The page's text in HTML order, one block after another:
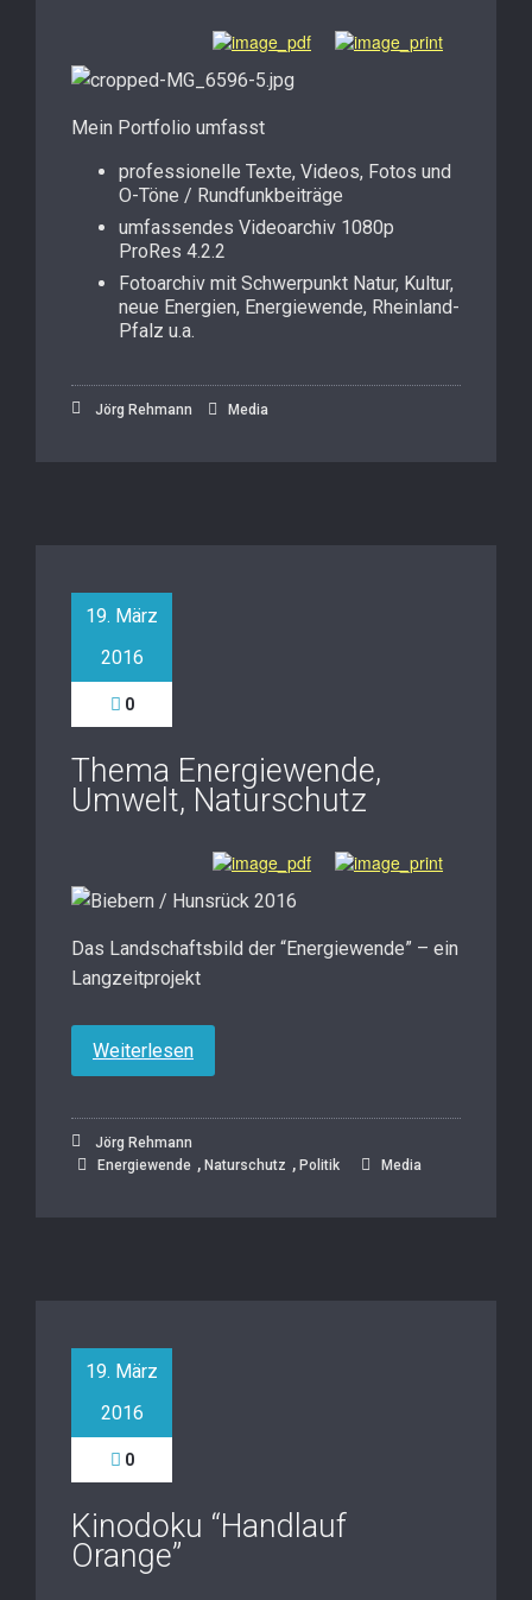
Mein Portfolio umfasst
professionelle Texte, Videos, Fotos und
O-Töne / Rundfunkbeiträge
umfassendes Videoarchiv 1080p
ProRes 4.2.2
Fotoarchiv mit Schwerpunkt Natur, Kultur,
neue Energien, Energiewende, Rheinland-
Pfalz u.a.
Jörg Rehmann Media
19. März
2016
0
Thema Energiewende,
Umwelt, Naturschutz
Das Landschaftsbild der “Energiewende” – ein
Langzeitprojekt
Weiterlesen
Jörg Rehmann
Energiewende , Naturschutz , Politik Media
19. März
2016
0
Kinodoku “Handlauf
Orange”